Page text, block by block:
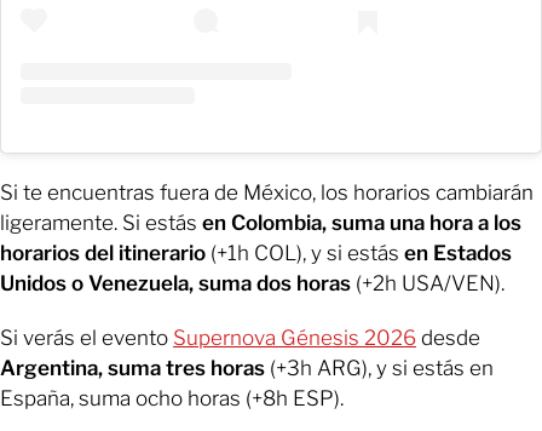
Si te encuentras fuera de México, los horarios cambiarán
ligeramente. Si estás en Colombia, suma una hora a los
horarios del itinerario (+1h COL), y si estás en Estados
Unidos o Venezuela, suma dos horas (+2h USA/VEN).
Si verás el evento Supernova Génesis 2026 desde
Argentina, suma tres horas (+3h ARG), y si estás en
España, suma ocho horas (+8h ESP).